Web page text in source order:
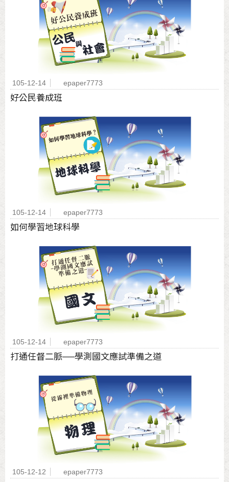
105-12-14 epaper7773
好公民養成班
105-12-14 epaper7773
如何學習地球科學
105-12-14 epaper7773
打通任督二脈──學測國文應試準備之道
105-12-12 epaper7773